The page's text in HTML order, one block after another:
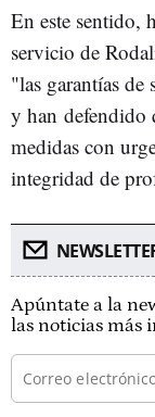
En este sentido,
servicio de
"las garantías
y han defendido
medidas con
integridad de
Apúntate a la
las noticias más